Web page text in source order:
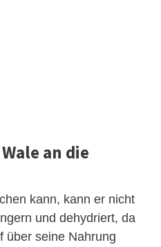
an die
kann, kann er nicht
und dehydriert, da
über seine Nahrung